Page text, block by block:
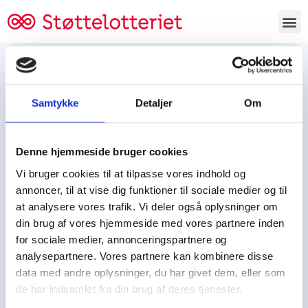
Samtykke Detaljer Om
Denne hjemmeside bruger cookies
Vi bruger cookies til at tilpasse vores indhold og
annoncer, til at vise dig funktioner til sociale medier og til
at analysere vores trafik. Vi deler også oplysninger om
din brug af vores hjemmeside med vores partnere inden
for sociale medier, annonceringspartnere og
analysepartnere. Vores partnere kan kombinere disse
data med andre oplysninger, du har givet dem, eller som
de har indsamlet fra din brug af deres tjenester.
Tjen penge og støt
Tjen penge til:
Spejdere/spejdergruppen/FDF’ere, m.fl.
Kontor
Tjenpengeogstoet.dk
Ejby Industrivej 91
DK – 2600 Glostrup
CVR: 19347508